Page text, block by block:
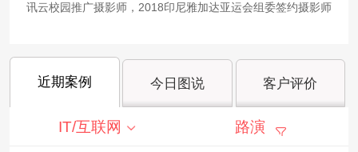
讯云校园推广摄影师，2018印尼雅加达亚运会组委签约摄影师
近期案例 今日图说 客户评价
IT/互联网 路演